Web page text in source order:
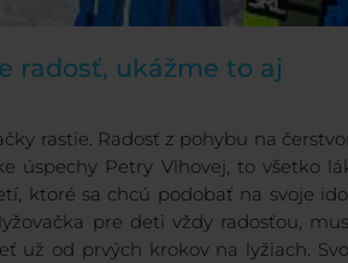
radosť, ukážme to aj
rastie. Radosť z pohybu na
úspechy Petry Vlhovej, to všetko
ktoré sa chcú podobať na svoje
pre deti vždy radosťou,
už od prvých krokov na lyžiach.